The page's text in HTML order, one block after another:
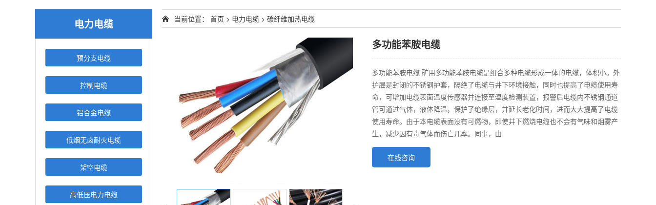
电力电缆
预分支电缆
控制电缆
铝合金电缆
低烟无卤耐火电缆
架空电缆
高低压电力电缆
当前位置： 首页 > 电力电缆 > 碳纤维加热电缆
多功能苯胺电缆
多功能苯胺电缆 矿用多功能苯胺电缆是组合多种电缆形成一体的电缆，体积小。外
护层是封闭的不锈钢护套，隔绝了电缆与井下环境接触，同时也提高了电缆使用寿
命，可增加电缆表面温度传感器并连接至温度检测装置，报警后电缆内不锈钢通道
管可通过气体，液体降温，保护了绝缘层，并延长老化时间，进而大大提高了电缆
使用寿命。由于本电缆表面没有可燃物，即使井下燃烧电缆也不会有气味和烟雾产
生，减少因有毒气体而伤亡几率。同事，由
在线咨询